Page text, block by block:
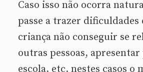
Caso isso não ocorra
passe a trazer dificuldades
criança não conseguir se
outras pessoas,
escola, etc. nestes casos o